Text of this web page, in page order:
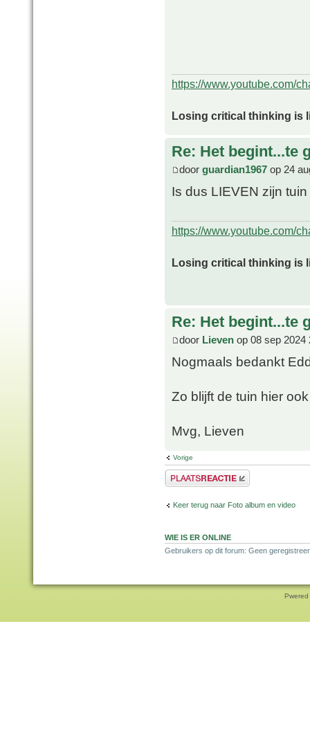
https://www.youtube.com/
Losing critical thinking is
Re: Het begint...te
door guardian1967 op 24
Is dus LIEVEN zijn
https://www.youtube.com/
Losing critical thinking is
Re: Het begint...te
door Lieven op 08 sep 2024
Nogmaals bedankt
Zo blijft de tuin hier
Mvg, Lieven
Vorige
Plaats een reactie
Keer terug naar Foto album en video
WIE IS ER ONLINE
Gebruikers op dit forum: Geen